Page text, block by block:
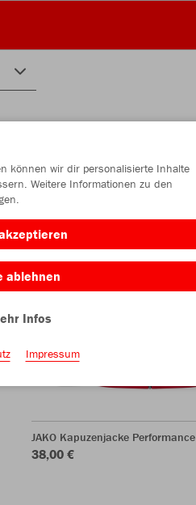
JAKO Kapuzenjacke Performance
38,00 €
können wir dir personalisierte Inhalte
Weitere Informationen zu den
ablehnen
Infos
Impressum